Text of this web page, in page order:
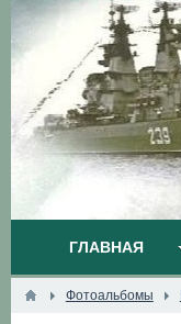
ГЛАВНАЯ
Фотоальбомы